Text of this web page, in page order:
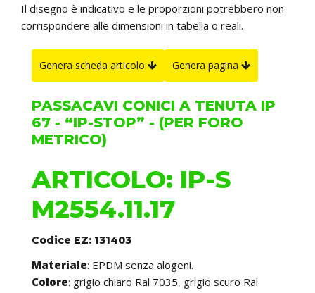
Il disegno è indicativo e le proporzioni potrebbero non
corrispondere alle dimensioni in tabella o reali.
Genera scheda articolo Genera pagina
PASSACAVI CONICI A TENUTA IP
67 - “IP-STOP” - (PER FORO
METRICO)
ARTICOLO: IP-S
M2554.11.17
Codice EZ: 131403
Materiale: EPDM senza alogeni.
Colore: grigio chiaro Ral 7035, grigio scuro Ral